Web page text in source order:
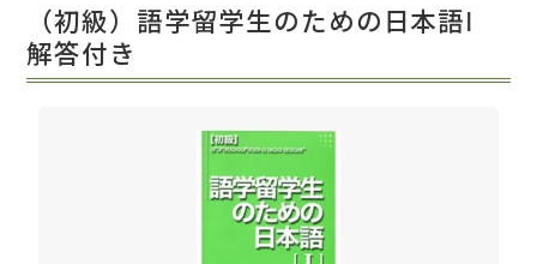
教師用参考書
（初級）語学留学生のための日本語Ⅰ
解答付き